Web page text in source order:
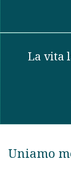
La vita
Uniamo